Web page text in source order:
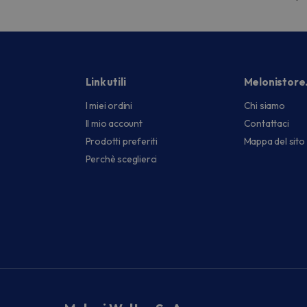
Link utili
I miei ordini
Il mio account
Prodotti preferiti
Perchè sceglierci
Chi siamo
Contattaci
Mappa del sito